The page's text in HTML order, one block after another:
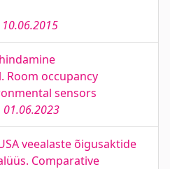
10.06.2015
Room occupancy
sensors
01.06.2023
veealaste õigusaktide
Comparative